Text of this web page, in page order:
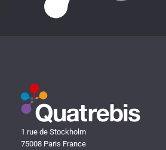
1 rue de Stockholm
75008 Paris France